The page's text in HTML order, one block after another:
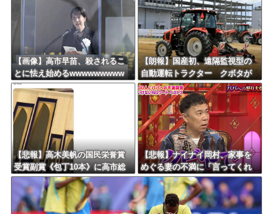
す？」
【画像】高市早苗、殺されるこ
とに怯え始めるwwwwwwwww
【朗報】国産初、遠隔監視型の
自動運転トラクター クボタが
来春に発売！！！
【悲報】高木美帆の国民栄誉賞
受賞副賞《包丁10本》に高市総
理の名前も刻印ｗｗｗｗｗｗｗ
ｗｗ
【悲報】ナイナイ岡村、家事を
めぐる妻の不満に「言ってくれ
たら済む話やん」になるみ「バ
イトやったらクビやで」説教受
け黙り込む